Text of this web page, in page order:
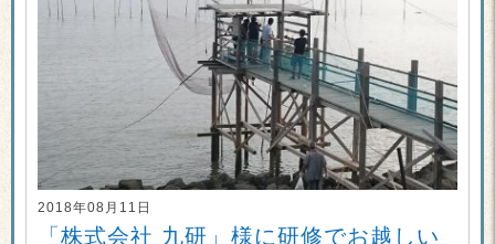
2018年08月11日
「株式会社 九研」様に研修でお越しい